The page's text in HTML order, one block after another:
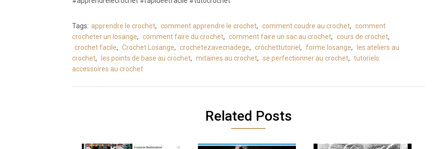
Tags: apprendre le crochet, comment apprendre le crochet, comment coudre au crochet, comment
crocheter un losange, comment faire du crochet, comment faire un sac au crochet, cours de crochet,
crochet facile, Crochet Losange, crochetezavecnadege, crochettutoriel , forme losange,
les ateliers au
crochet, les points de base au crochet, mitaines au crochet, se perfectionner au crochet, tutoriels
accessoires au crochet
Related Posts